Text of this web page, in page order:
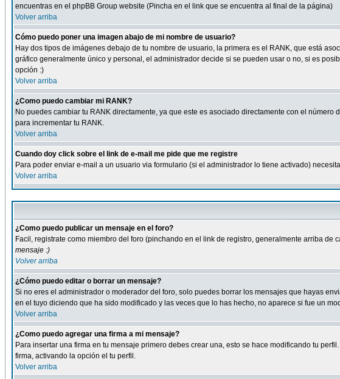
encuentras en el phpBB Group website (Pincha en el link que se encuentra al final de la página)
Volver arriba
Cómo puedo poner una imagen abajo de mi nombre de usuario?
Hay dos tipos de imágenes debajo de tu nombre de usuario, la primera es el RANK, que está
gráfico generalmente único y personal, el administrador decide si se pueden usar o no, si es
opción :)
Volver arriba
¿Como puedo cambiar mi RANK?
No puedes cambiar tu RANK directamente, ya que este es asociado directamente con el
para incrementar tu RANK.
Volver arriba
Cuando doy click sobre el link de e-mail me pide que me registre
Para poder enviar e-mail a un usuario via formulario (si el administrador lo tiene activado)
Volver arriba
¿Como puedo publicar un mensaje en el foro?
Facil, registrate como miembro del foro (pinchando en el link de registro, generalmente arriba de
mensaje :)
Volver arriba
¿Cómo puedo editar o borrar un mensaje?
Si no eres el administrador o moderador del foro, solo puedes borrar los mensajes que hayas
en el tuyo diciendo que ha sido modificado y las veces que lo has hecho, no aparece si fue un
Volver arriba
¿Como puedo agregar una firma a mi mensaje?
Para insertar una firma en tu mensaje primero debes crear una, esto se hace modificando tu
firma, activando la opción el tu perfil.
Volver arriba